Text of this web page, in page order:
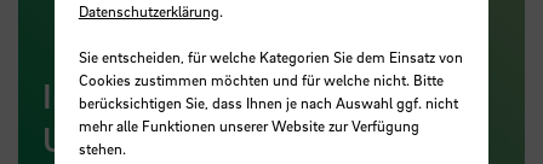
Internationaler Studiengang
Umwelttechnik B. Sc.
Datenschutzerklärung.
Sie entscheiden, für welche Kategorien Sie dem Einsatz von
Cookies zustimmen möchten und für welche nicht. Bitte
berücksichtigen Sie, dass Ihnen je nach Auswahl ggf. nicht
mehr alle Funktionen unserer Website zur Verfügung
stehen.